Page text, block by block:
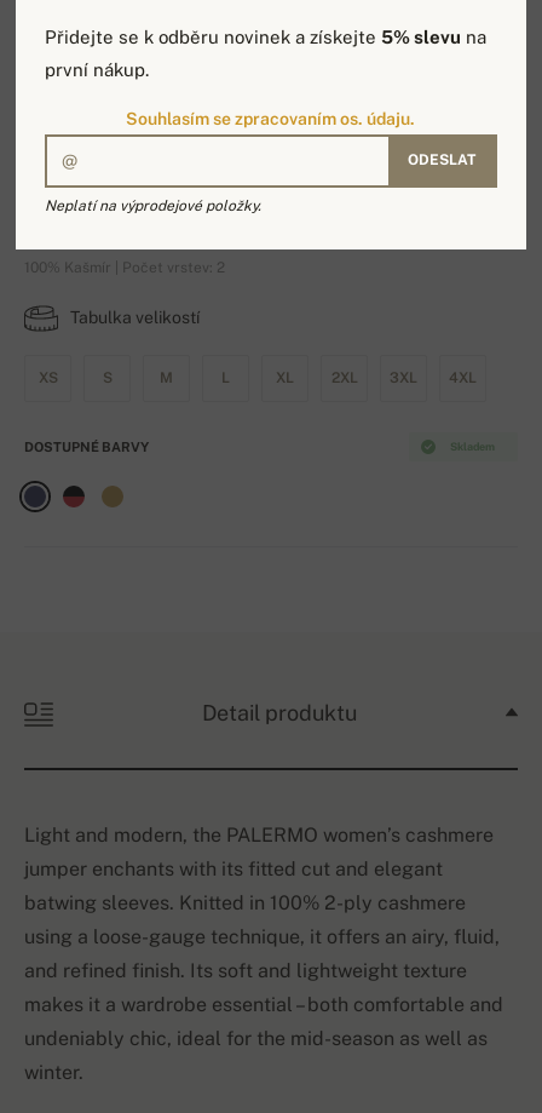
Palermo
100% Kašmír | Počet vrstev: 2
Tabulka velikostí
XS S M L XL 2XL 3XL 4XL
Skladem
DOSTUPNÉ BARVY
Detail produktu
Light and modern, the PALERMO women’s cashmere
jumper enchants with its fitted cut and elegant
batwing sleeves. Knitted in 100% 2-ply cashmere
using a loose-gauge technique, it offers an airy, fluid,
and refined finish. Its soft and lightweight texture
makes it a wardrobe essential – both comfortable and
undeniably chic, ideal for the mid-season as well as
winter.
Přidejte se k odběru novinek a získejte5% slevu na
první nákup.
Souhlasím se zpracovaním os. údaju.
ODESLAT
Neplatí na výprodejové položky.